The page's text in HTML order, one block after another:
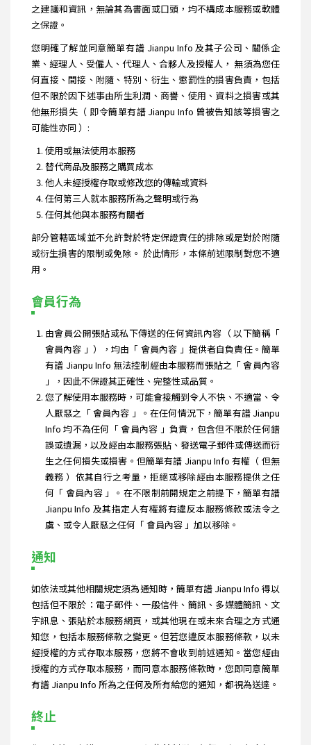
之建議和資訊，無論其為書面或口頭，均不構成本服務或軟體
之保證。
您明確了解並同意簡單有譜 Jianpu Info 及其子公司、關係企
業、經理人、受僱人、代理人、合夥人及授權人， 無須為您任
何直接、間接、附隨、特別、衍生、懲罰性的損害負責，包括
但不限於因下述事由所生利潤、商譽、使用、資料之損害或其
他無形損失（ 即令簡單有譜 Jianpu Info 曾被告知該等損害之
可能性亦同 ）:
使用或無法使用本服務
替代商品及服務之購買成本
他人未經授權存取或修改您的傳輸或資料
任何第三人就本服務所為之聲明或行為
任何其他與本服務有關者
部分管轄區域並不允許對於特定保證責任的排除或是對於附隨
或衍生損害的限制或免除。 於此情形，本條前述限制對您不適
用。
會員行為
由會員公開張貼或私下傳送的任何資訊內容（ 以下簡稱「
會員內容 」），均由「 會員內容 」提供者自負責任。簡單
有譜 Jianpu Info 無法控制經由本服務而張貼之「 會員內容
」，因此不保證其正確性、完整性或品質。
您了解使用本服務時，可能會接觸到令人不快、不適當、令
人厭惡之「 會員內容 」。在任何情況下，簡單有譜 Jianpu
Info 均不為任何「 會員內容 」負責，包含但不限於任何錯
誤或遺漏，以及經由本服務張貼、發送電子郵件或傳送而衍
生之任何損失或損害。但簡單有譜 Jianpu Info 有權（ 但無
義務 ）依其自行之考量，拒絕或移除經由本服務提供之任
何「 會員內容 」。在不限制前開規定之前提下，簡單有譜
Jianpu Info 及其指定人有權將有違反本服務條款或法令之
虞、或令人厭惡之任何「 會員內容 」加以移除。
通知
如依法或其他相關規定須為通知時，簡單有譜 Jianpu Info 得以
包括但不限於：電子郵件、一般信件、簡訊、多媒體簡訊、文
字訊息、張貼於本服務網頁，或其他現在或未來合理之方式通
知您，包括本服務條款之變更。但若您違反本服務條款，以未
經授權的方式存取本服務，您將不會收到前述通知。當您經由
授權的方式存取本服務，而同意本服務條款時，您即同意簡單
有譜 Jianpu Info 所為之任何及所有給您的通知，都視為送達。
終止